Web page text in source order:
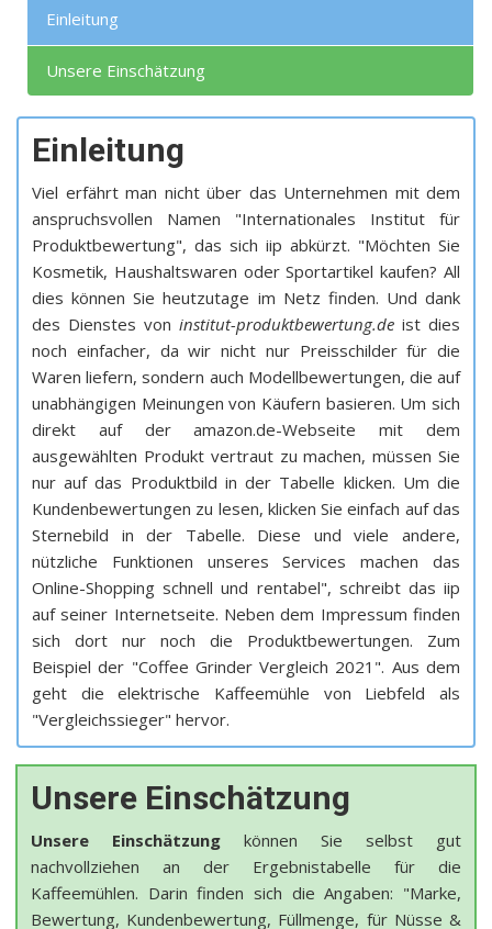
Einleitung
Unsere Einschätzung
Einleitung
Viel erfährt man nicht über das Unternehmen mit dem
anspruchsvollen Namen "Internationales Institut für
Produktbewertung", das sich iip abkürzt. "Möchten Sie
Kosmetik, Haushaltswaren oder Sportartikel kaufen? All
dies können Sie heutzutage im Netz finden. Und dank
des Dienstes von institut-produktbewertung.de ist dies
noch einfacher, da wir nicht nur Preisschilder für die
Waren liefern, sondern auch Modellbewertungen, die auf
unabhängigen Meinungen von Käufern basieren. Um sich
direkt auf der amazon.de-Webseite mit dem
ausgewählten Produkt vertraut zu machen, müssen Sie
nur auf das Produktbild in der Tabelle klicken. Um die
Kundenbewertungen zu lesen, klicken Sie einfach auf das
Sternebild in der Tabelle. Diese und viele andere,
nützliche Funktionen unseres Services machen das
Online-Shopping schnell und rentabel", schreibt das iip
auf seiner Internetseite. Neben dem Impressum finden
sich dort nur noch die Produktbewertungen. Zum
Beispiel der "Coffee Grinder Vergleich 2021". Aus dem
geht die elektrische Kaffeemühle von Liebfeld als
"Vergleichssieger" hervor.
Unsere Einschätzung
Unsere Einschätzung können Sie selbst gut
nachvollziehen an der Ergebnistabelle für die
Kaffeemühlen. Darin finden sich die Angaben: "Marke,
Bewertung, Kundenbewertung, Füllmenge, für Nüsse &